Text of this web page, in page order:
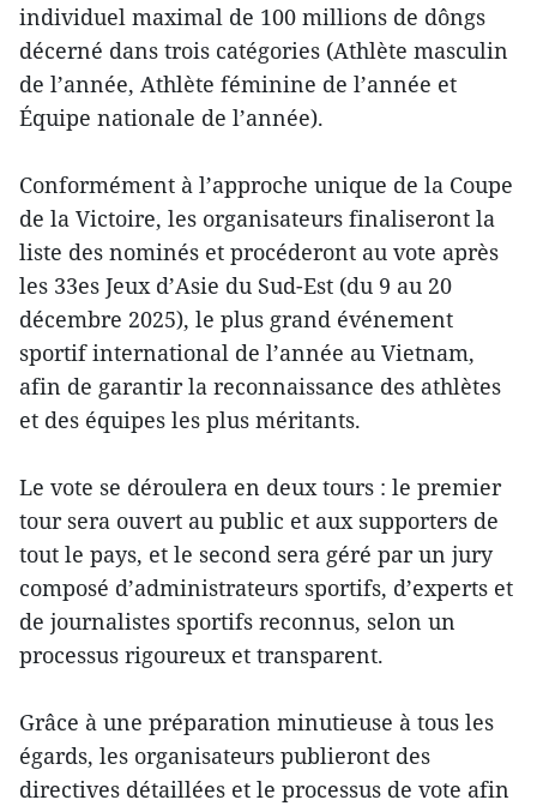
individuel maximal de 100 millions de dôngs
décerné dans trois catégories (Athlète masculin
de l’année, Athlète féminine de l’année et
Équipe nationale de l’année).
Conformément à l’approche unique de la Coupe
de la Victoire, les organisateurs finaliseront la
liste des nominés et procéderont au vote après
les 33es Jeux d’Asie du Sud-Est (du 9 au 20
décembre 2025), le plus grand événement
sportif international de l’année au Vietnam,
afin de garantir la reconnaissance des athlètes
et des équipes les plus méritants.
Le vote se déroulera en deux tours : le premier
tour sera ouvert au public et aux supporters de
tout le pays, et le second sera géré par un jury
composé d’administrateurs sportifs, d’experts et
de journalistes sportifs reconnus, selon un
processus rigoureux et transparent.
Grâce à une préparation minutieuse à tous les
égards, les organisateurs publieront des
directives détaillées et le processus de vote afin